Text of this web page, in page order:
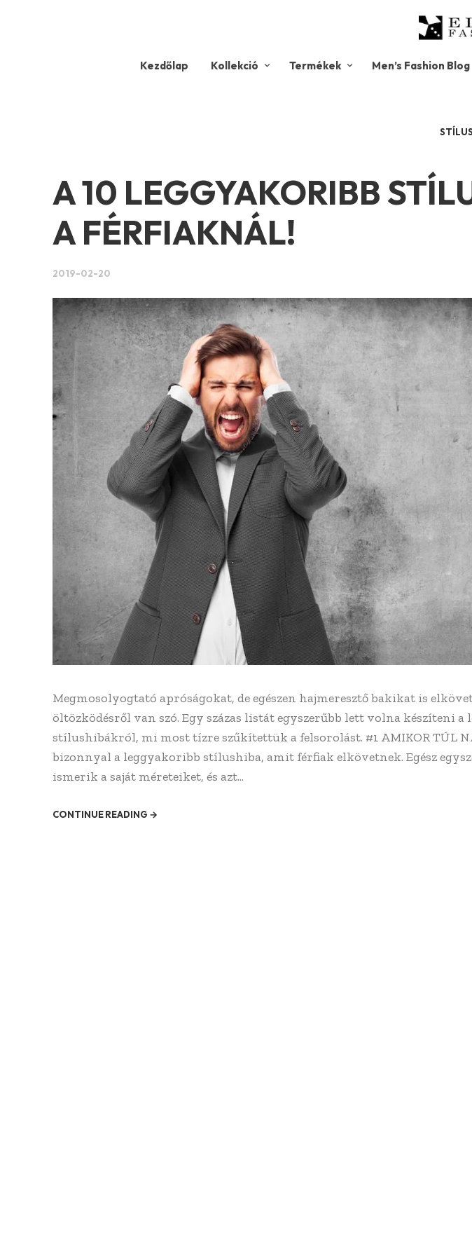
Kezdőlap Kollekció Termékek Men’s Fashion Blog
A 10 LEGGYAKORIBB
A FÉRFIAKNÁL!
2019-02-20
Megmosolyogtató apróságokat, de egészen hajmeresztő bakikat is
öltözködésről van szó. Egy százas listát egyszerűbb lett volna készíteni a
stílushibákról, mi most tízre szűkítettük a felsorolást. #1 AMIKOR TÚL
bizonnyal a leggyakoribb stílushiba, amit férfiak elkövetnek. Egész
ismerik a saját méreteiket, és azt...
CONTINUE READING →